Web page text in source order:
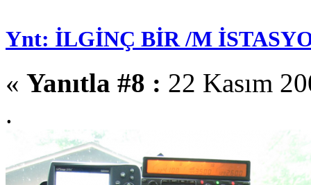
Ynt: İLGİNÇ BİR /M
« Yanıtla #8 : 22 Kasım
.